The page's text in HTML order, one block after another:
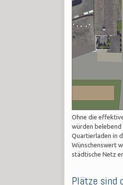
Ohne die
würden belebend
Quartierladen in
Wünschenswert
städtische Netz
Plätze sind